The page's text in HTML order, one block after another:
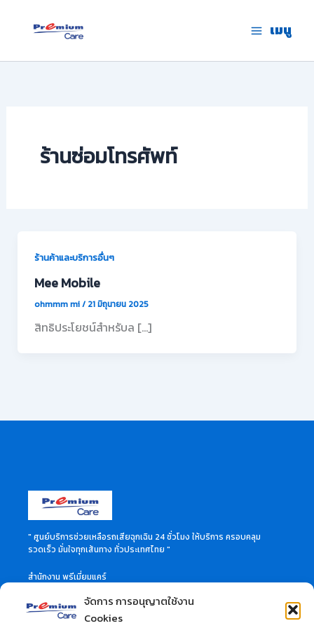
จัดการ การอนุญาตใช้งาน
Cookies
เมนู
ร้านซ่อมโทรศัพท์
ร้านค้าและบริการอื่นๆ
Mee Mobile
ohmmm mi/ 21 มิถุนายน 2025
สิทธิประโยชน์สำหรับล […]
" ศูนย์บริการช่วยเหลือรถเสียฉุกเฉิน 24 ชั่วโมง ให้บริการ ครอบคลุม
รวดเร็ว มั่นใจทุกเส้นทาง ทั่วประเทศไทย "
สำนักงาน พรีเมี่ยมแคร์
กรุงเทพมหานคร 10310
สอบถามข้อมูลเพิ่มเติมได้ที่